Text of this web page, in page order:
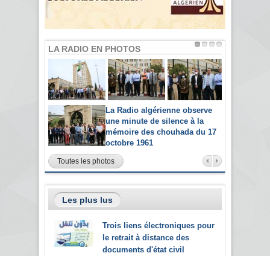
LA RADIO EN PHOTOS
La Radio algérienne observe
une minute de silence à la
mémoire des chouhada du 17
octobre 1961
Toutes les photos
Les plus lus
Trois liens électroniques pour
le retrait à distance des
documents d'état civil